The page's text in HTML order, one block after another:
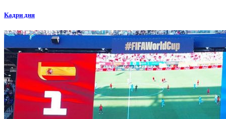
Кадри дня